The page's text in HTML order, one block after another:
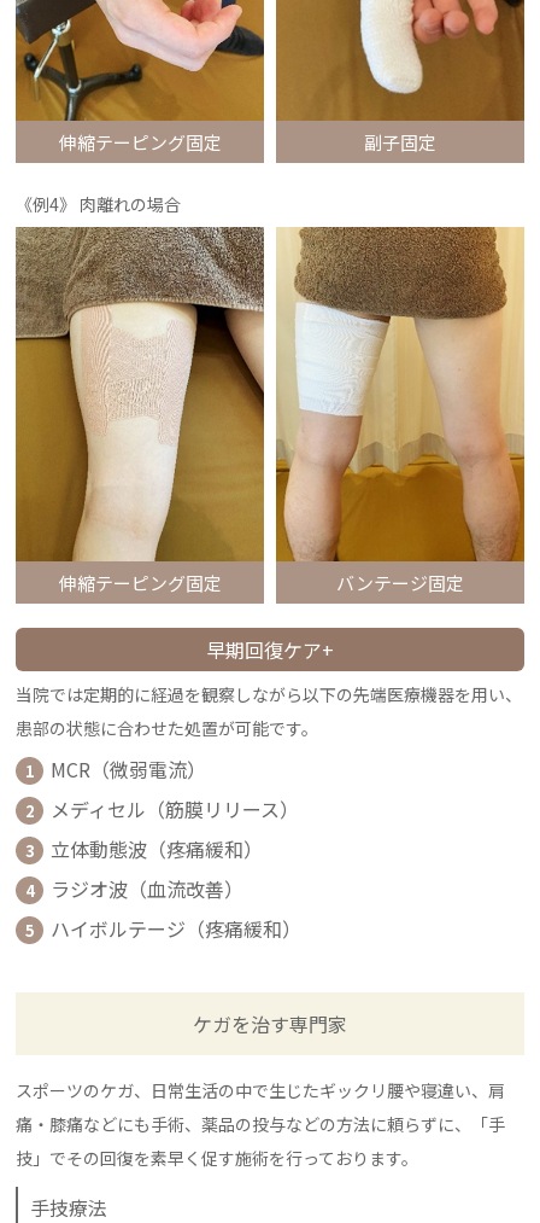
伸縮テーピング固定 副子固定
《例4》 肉離れの場合
伸縮テーピング固定 バンテージ固定
早期回復ケア+
当院では定期的に経過を観察しながら以下の先端医療機器を用い、
患部の状態に合わせた処置が可能です。
1 MCR（微弱電流）
2 メディセル（筋膜リリース）
3 立体動態波（疼痛緩和）
4 ラジオ波（血流改善）
5 ハイボルテージ（疼痛緩和）
ケガを治す専門家
スポーツのケガ、日常生活の中で生じたギックリ腰や寝違い、肩
痛・膝痛などにも手術、薬品の投与などの方法に頼らずに、「手
技」でその回復を素早く促す施術を行っております。
手技療法